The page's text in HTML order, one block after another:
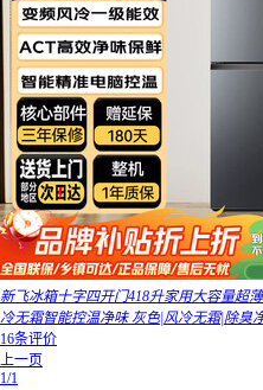
新飞冰箱十字四开门418升家用大容量超
冷无霜智能控温净味 灰色|风冷无霜|除臭
16条评价
上一页
1/1